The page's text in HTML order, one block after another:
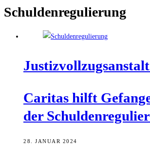
Schuldenregulierung
Cari­tas hilft
der
28. JANUAR 2024